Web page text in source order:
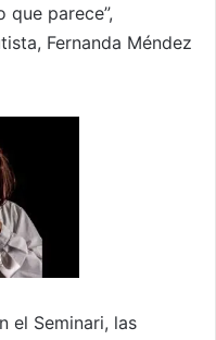
que parece”,
Fernanda Méndez
el Seminari, las